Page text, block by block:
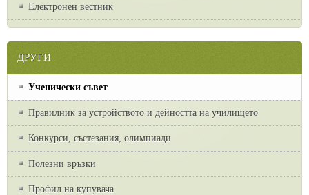
Електронен вестник
ДРУГИ
Ученически съвет
Правилник за устройството и дейността на училището
Конкурси, състезания, олимпиади
Полезни връзки
Профил на купувача